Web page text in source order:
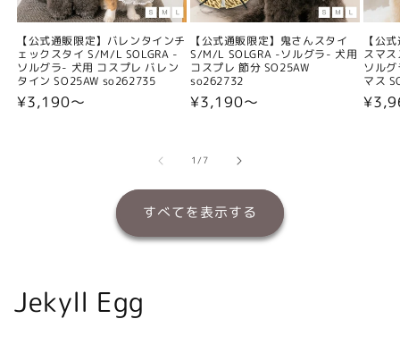
【公式通販限定】バレンタインチ
ェックスタイ S/M/L SOLGRA -
ソルグラ- 犬用 コスプレ バレン
タイン SO25AW so262735
通
¥3,190〜
【公式通販限定】鬼さんスタイ
S/M/L SOLGRA -ソルグラ- 犬用
コスプレ 節分 SO25AW
so262732
通
格
¥3,190〜
【公
スマ
ソル
マス
通
1/の
7
すべてを表示する
Jekyll Egg